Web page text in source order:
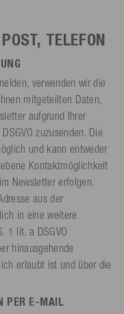
TELEFON
verwenden wir die
mitgeteilten Daten,
aufgrund Ihrer
zuzusenden. Die
und kann entweder
Kontaktmöglichkeit
Newsletter erfolgen.
aus der
in eine weitere
1 lit. a DSGVO
hinausgehende
erlaubt ist und über die
PER E-MAIL